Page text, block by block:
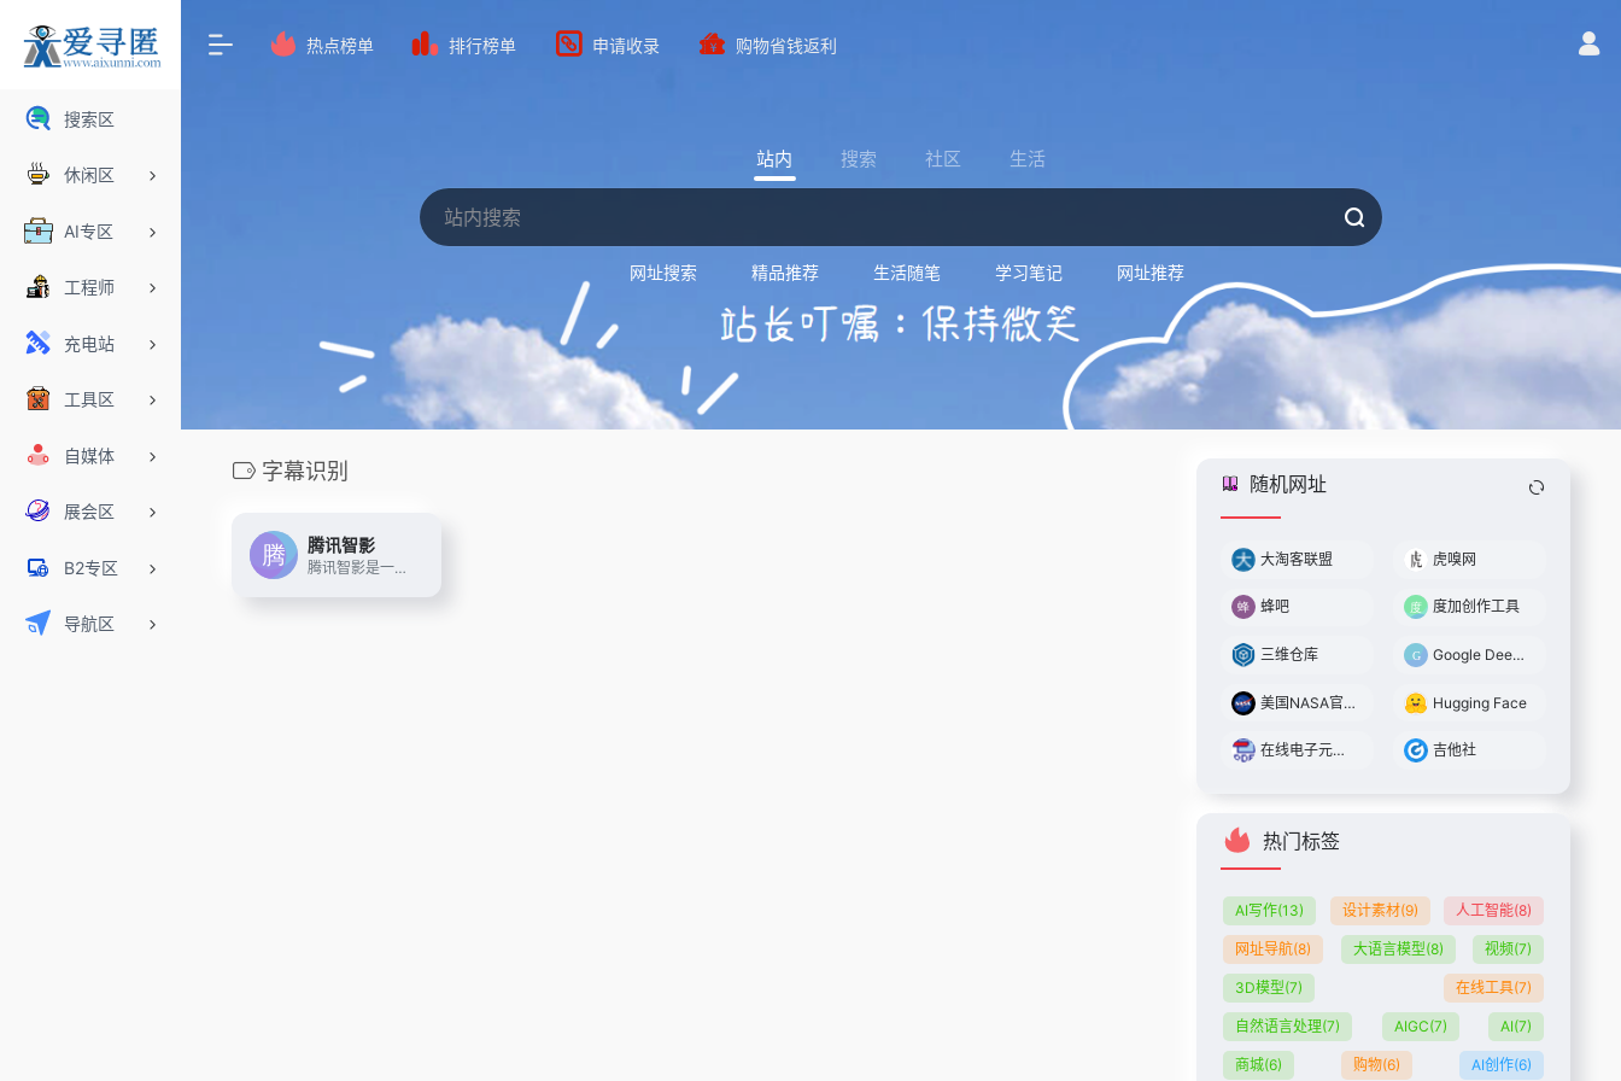
搜索区
休闲区
AI专区
工程师
充电站
工具区
自媒体
展会区
B2专区
导航区
热点榜单 排行榜单 申请收录 购物省钱返利
站内 搜索 社区 生活
网址搜索 精品推荐 生活随笔 学习笔记 网址推荐
字幕识别
腾讯智影
腾讯智影是一款云端智能视频创作工具，集素材搜集、视频剪辑、渲染导出和发布于一体的免费在线剪辑平台。强大的AI智能工具，支持文本配音、数字人播报、自动字幕识别、文章转视频、去水印、视频解说、横转竖等功能，拥有丰富的素材库，极大提升创作效率，帮助用户更好地进行视频化的表达。
随机网址
大淘客联盟 虎嗅网
蜂吧 度加创作工具
三维仓库 Google DeepMind
美国NASA官网 Hugging Face
在线电子元器件搜索引擎 吉他社
热门标签
AI写作(13) 设计素材(9) 人工智能(8)
网址导航(8) 大语言模型(8) 视频(7)
3D模型(7) 在线工具(7)
自然语言处理(7) AIGC(7) AI(7)
商城(6) 购物(6) AI创作(6)